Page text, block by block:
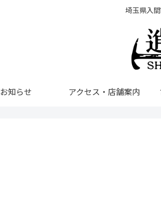
埼玉県入
お知らせ アクセス・店舗案内